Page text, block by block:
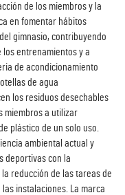
de los miembros y la
en fomentar hábitos
gimnasio, contribuyendo
entrenamientos y a
de acondicionamiento
de agua
los residuos desechables
miembros a utilizar
plástico de un solo uso.
ambiental actual y
deportivas con la
reducción de las tareas de
instalaciones. La marca